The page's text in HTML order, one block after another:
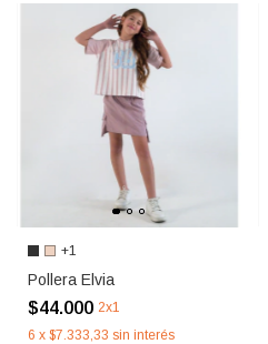
+1
Pollera Elvia
$44.000 2x1
6 x $7.333,33 sin interés